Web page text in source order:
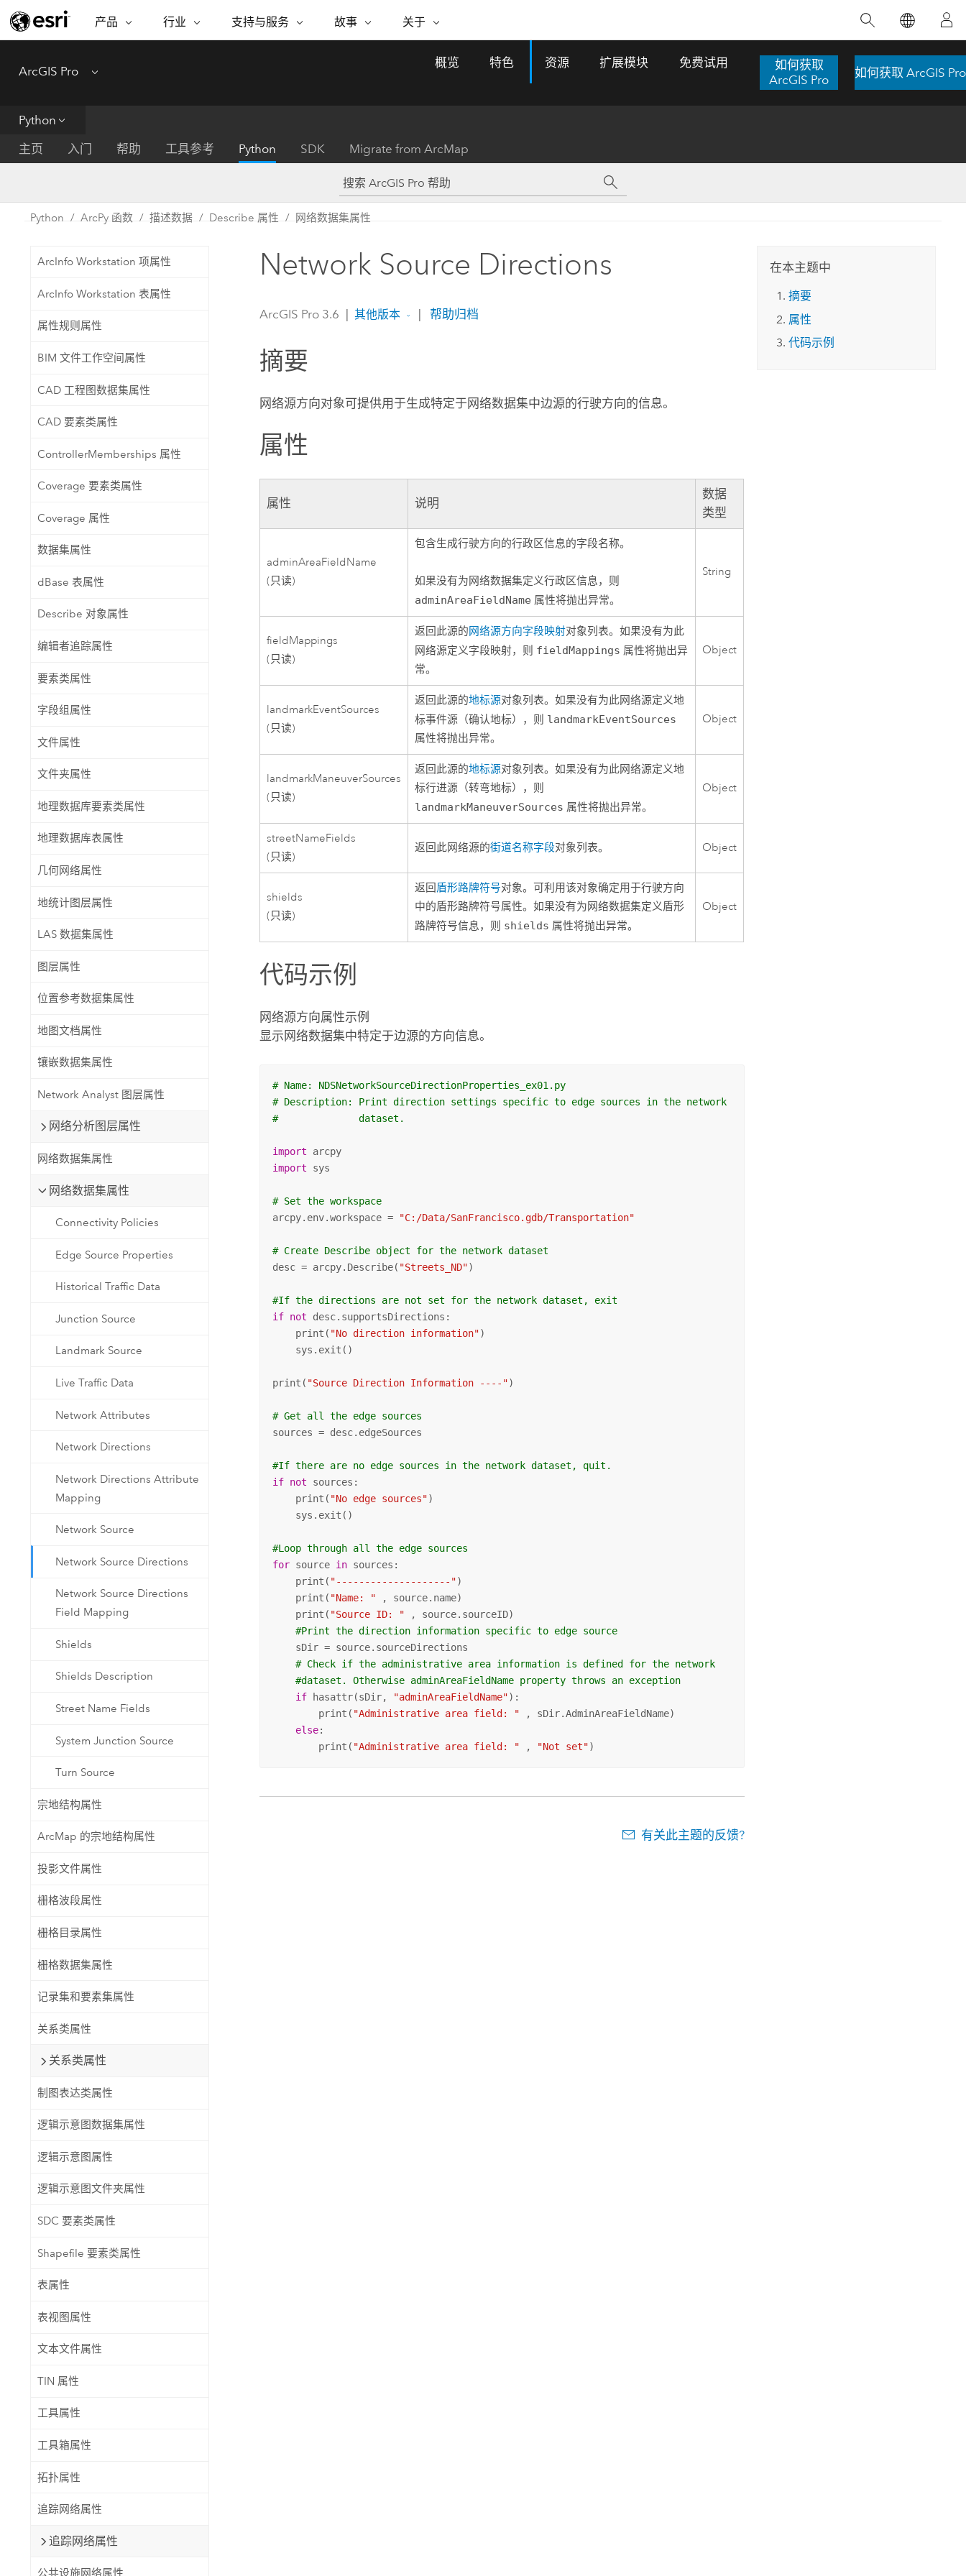
产品
ARCGIS
完整的 SaaS 制图平台
ArcGIS Enterprise
开发者技术
构建制图和空间分析应用程序
功能
将位置引入分析
集成、编辑和共享空间数据
Esri 产品、合作伙伴产品和开发
互式地图，探索产品功能，或者直接开始免
行业
行业
保护
能源公用事业
州和地方政府
电信
交通运输
专题倡议
基础设施管理
使用 GIS 创建现代化、有弹性且可持续发展
者了解基础设施工程与周围环境的关系。
探索基础设施管理
支持与服务
支持与服务 自助服务
文档
My Esri
故事
ESRI 故事
现实世界的全球 GIS 创新
客
商业和技术领导者之声
行业新闻和 ArcGIS 更新
所有故事
动提供了有力支持。
关于
关于 ESRI
合作伙伴
招贤纳士
联系我们
数字孪生体
推荐书籍
ArcGIS Pro Menu
概览 特色 资源 扩展模块 免费试用
如何获取
ArcGIS Pro
如何获取 ArcGIS Pro
Python
主页
入门 帮助 工具参考 Python SDK Migrate from ArcMap
Python ArcPy 函数 描述数据 Describe 属性 网络数据集属性
ArcInfo Workstation 项属性
ArcInfo Workstation 表属性
属性规则属性
BIM 文件工作空间属性
CAD 工程图数据集属性
CAD 要素类属性
ControllerMemberships 属性
Coverage 要素类属性
Coverage 属性
数据集属性
dBase 表属性
Describe 对象属性
编辑者追踪属性
要素类属性
字段组属性
文件属性
文件夹属性
地理数据库要素类属性
地理数据库表属性
几何网络属性
地统计图层属性
LAS 数据集属性
图层属性
位置参考数据集属性
地图文档属性
镶嵌数据集属性
Network Analyst 图层属性
网络分析图层属性
网络数据集属性
网络数据集属性
Connectivity Policies
Edge Source Properties
Historical Traffic Data
Junction Source
Landmark Source
Live Traffic Data
Network Attributes
Network Directions
Network Directions Attribute
Mapping
Network Source
Network Source Directions
Network Source Directions
Field Mapping
Shields
Shields Description
Street Name Fields
System Junction Source
Turn Source
宗地结构属性
ArcMap 的宗地结构属性
投影文件属性
栅格波段属性
栅格目录属性
栅格数据集属性
记录集和要素集属性
关系类属性
关系类属性
制图表达类属性
逻辑示意图数据集属性
逻辑示意图属性
逻辑示意图文件夹属性
SDC 要素类属性
Shapefile 要素类属性
表属性
表视图属性
文本文件属性
TIN 属性
工具属性
工具箱属性
拓扑属性
追踪网络属性
追踪网络属性
公共设施网络属性
Network Source Directions
ArcGIS Pro 3.6 其他版本 帮助归档
摘要
网络源方向对象可提供用于生成特定于网络数据集中边源的行驶方向的信息。
属性
属性 说明
数据
类型
adminAreaFieldName
(只读)
包含生成行驶方向的行政区信息的字段名称。
如果没有为网络数据集定义行政区信息，则
adminAreaFieldName 属性将抛出异常。
String
fieldMappings
(只读)
返回此源的网络源方向字段映射对象列表。如果没有为此
网络源定义字段映射，则 fieldMappings 属性将抛出异
常。
Object
landmarkEventSources
(只读)
返回此源的地标源对象列表。如果没有为此网络源定义地
标事件源（确认地标），则 landmarkEventSources
属性将抛出异常。
Object
landmarkManeuverSources
(只读)
返回此源的地标源对象列表。如果没有为此网络源定义地
标行进源（转弯地标），则
landmarkManeuverSources 属性将抛出异常。
Object
streetNameFields
(只读)
返回此网络源的街道名称字段对象列表。 Object
shields
(只读)
返回盾形路牌符号对象。可利用该对象确定用于行驶方向
中的盾形路牌符号属性。如果没有为网络数据集定义盾形
路牌符号信息，则 shields 属性将抛出异常。
Object
代码示例
网络源方向属性示例
显示网络数据集中特定于边源的方向信息。
# Name: NDSNetworkSourceDirectionProperties_ex01.py
# Description: Print direction settings specific to edge sources in the network
#              dataset.
import
import sys
# Set the workspace
arcpy.env.workspace =
"C:/Data/SanFrancisco.gdb/Transportation"
# Create Describe object for the network dataset
desc = arcpy.Describe( "Streets_ND")
#If the directions are not set for the network dataset, exit
if not desc.supportsDirections:
    print(
"No direction information")
    sys.exit()
print( "Source Direction Information ----")
# Get all the edge sources
sources = desc.edgeSources
#If there are no edge sources in the network dataset, quit.
if not sources:
    print(
"No edge sources")
    sys.exit()
#Loop through all the edge sources
for source in sources:
    print(
"--------------------")
    print(
"Name: " , source.name)
    print(
"Source ID: " , source.sourceID)
#Print the direction information specific to edge source
    sDir = source.sourceDirections
# Check if the administrative area information is defined for the network
#dataset. Otherwise adminAreaFieldName property throws an exception
if hasattr(sDir, "adminAreaFieldName"):
        print(
"Administrative area field: " , sDir.AdminAreaFieldName)
else:
        print(
"Administrative area field: " , "Not set")
有关此主题的反馈?
在本主题中
摘要
属性
代码示例